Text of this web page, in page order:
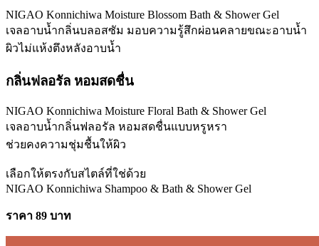
NIGAO Konnichiwa Moisture Blossom Bath & Shower Gel
เจลอาบน้ำกลิ่นบลอสซัม มอบความรู้สึกผ่อนคลายขณะอาบน้ำ
ผิวไม่แห้งตึงหลังอาบน้ำ
กลิ่นฟลอรัล หอมสดชื่น
NIGAO Konnichiwa Moisture Floral Bath & Shower Gel
เจลอาบน้ำกลิ่นฟลอรัล หอมสดชื่นแบบหรูหรา
ช่วยคงความชุ่มชื้นให้ผิว
เลือกให้ตรงกับสไตล์ที่ใช่ด้วย
NIGAO Konnichiwa Shampoo & Bath & Shower Gel
ราคา 89 บาท